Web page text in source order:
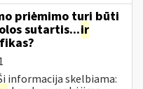
priėmimo turi būti
sutartis...ir
informacija skelbiama: